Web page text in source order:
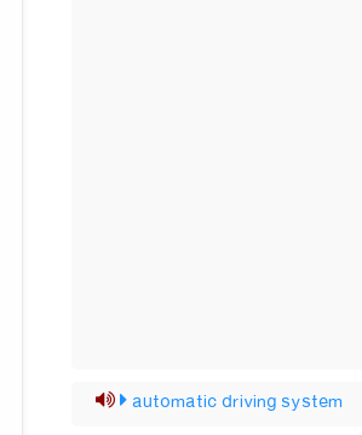
automatic driving system